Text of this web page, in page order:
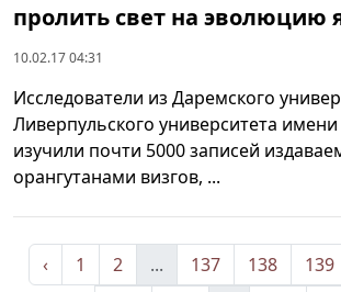
пролить свет на эволюцию
10.02.17 04:31
Исследователи из Даремского
Ливерпульского университета
изучили почти 5000 записей
орангутанами визгов, ...
‹ 1 2 ... 137 138 139